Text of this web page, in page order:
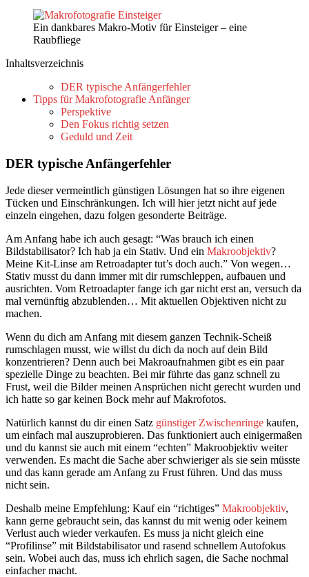
Ein dankbares Makro-Motiv für Einsteiger – eine
Raubfliege
Inhaltsverzeichnis
DER typische Anfängerfehler
Tipps für Makrofotografie Anfänger
Perspektive
Den Fokus richtig setzen
Geduld und Zeit
DER typische Anfängerfehler
Jede dieser vermeintlich günstigen Lösungen hat so ihre eigenen
Tücken und Einschränkungen. Ich will hier jetzt nicht auf jede
einzeln eingehen, dazu folgen gesonderte Beiträge.
Am Anfang habe ich auch gesagt: “Was brauch ich einen
Bildstabilisator? Ich hab ja ein Stativ. Und ein Makroobjektiv?
Meine Kit-Linse am Retroadapter tut’s doch auch.” Von wegen…
Stativ musst du dann immer mit dir rumschleppen, aufbauen und
ausrichten. Vom Retroadapter fange ich gar nicht erst an, versuch da
mal vernünftig abzublenden… Mit aktuellen Objektiven nicht zu
machen.
Wenn du dich am Anfang mit diesem ganzen Technik-Scheiß
rumschlagen musst, wie willst du dich da noch auf dein Bild
konzentrieren? Denn auch bei Makroaufnahmen gibt es ein paar
spezielle Dinge zu beachten. Bei mir führte das ganz schnell zu
Frust, weil die Bilder meinen Ansprüchen nicht gerecht wurden und
ich hatte so gar keinen Bock mehr auf Makrofotos.
Natürlich kannst du dir einen Satz günstiger Zwischenringe kaufen,
um einfach mal auszuprobieren. Das funktioniert auch einigermaßen
und du kannst sie auch mit einem “echten” Makroobjektiv weiter
verwenden. Es macht die Sache aber schwieriger als sie sein müsste
und das kann gerade am Anfang zu Frust führen. Und das muss
nicht sein.
Deshalb meine Empfehlung: Kauf ein “richtiges” Makroobjektiv,
kann gerne gebraucht sein, das kannst du mit wenig oder keinem
Verlust auch wieder verkaufen. Es muss ja nicht gleich eine
“Profilinse” mit Bildstabilisator und rasend schnellem Autofokus
sein. Wobei auch das, muss ich ehrlich sagen, die Sache nochmal
einfacher macht.